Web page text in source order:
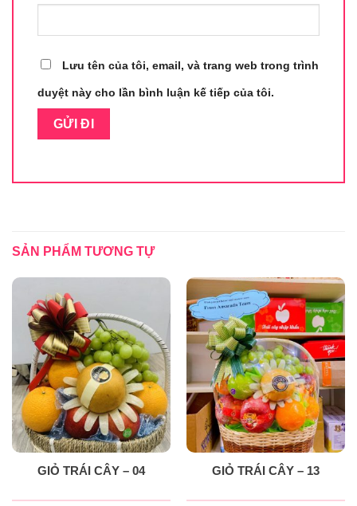
Lưu tên của tôi, email, và trang web trong trình
duyệt này cho lần bình luận kế tiếp của tôi.
SẢN PHẨM TƯƠNG TỰ
GIỎ TRÁI CÂY – 04 GIỎ TRÁI CÂY – 13